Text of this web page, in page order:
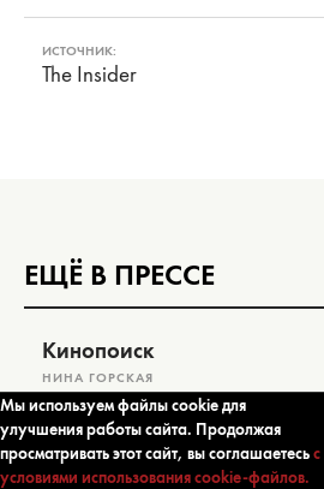
ИСТОЧНИК:
The Insider
ЕЩЁ В ПРЕССЕ
Кинопоиск
НИНА ГОРСКАЯ
Любимая писательница
писательницы: вышли
Джоан Дидион
Мы используем файлы cookie для
улучшения работы сайта. Продолжая
просматривать этот сайт, вы соглашаетесьс
условиями использования cookie-файлов.